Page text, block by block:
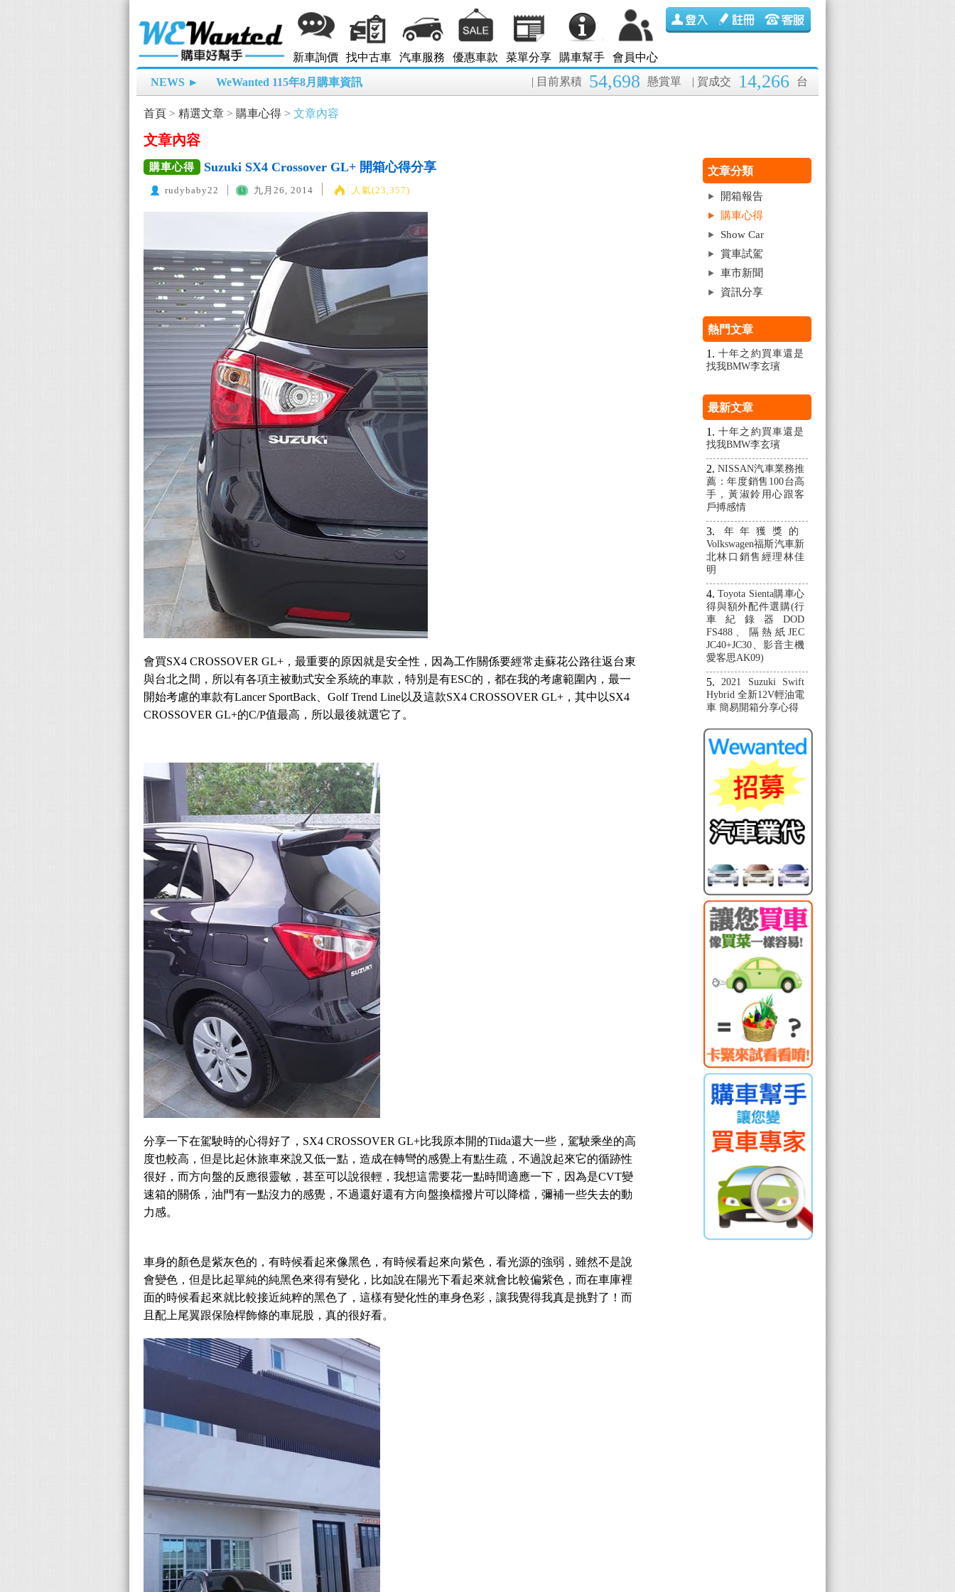
新車詢價 找中古車 汽車服務 優惠車款 菜單分享 購車幫手 會員中心
NEWS ► WeWanted 115年8月購車資訊 | 賀成交 14,266 台
| 目前累積 54,698 懸賞單
首頁 > 精選文章 > 購車心得 > 文章內容
文章內容
購車心得 Suzuki SX4 Crossover GL+ 開箱心得分享
rudybaby22 九月26, 2014 人氣(23,357)
會買SX4 CROSSOVER GL+，最重要的原因就是安全性，因為工作關係要經常走蘇花公路往返台東
與台北之間，所以有各項主被動式安全系統的車款，特別是有ESC的，都在我的考慮範圍內，最一
開始考慮的車款有Lancer SportBack、Golf Trend Line以及這款SX4 CROSSOVER GL+，其中以SX4
CROSSOVER GL+的C/P值最高，所以最後就選它了。
分享一下在駕駛時的心得好了，SX4 CROSSOVER GL+比我原本開的Tiida還大一些，駕駛乘坐的高
度也較高，但是比起休旅車來說又低一點，造成在轉彎的感覺上有點生疏，不過說起來它的循跡性
很好，而方向盤的反應很靈敏，甚至可以說很輕，我想這需要花一點時間適應一下，因為是CVT變
速箱的關係，油門有一點沒力的感覺，不過還好還有方向盤換檔撥片可以降檔，彌補一些失去的動
力感。
車身的顏色是紫灰色的，有時候看起來像黑色，有時候看起來向紫色，看光源的強弱，雖然不是說
會變色，但是比起單純的純黑色來得有變化，比如說在陽光下看起來就會比較偏紫色，而在車庫裡
面的時候看起來就比較接近純粹的黑色了，這樣有變化性的車身色彩，讓我覺得我真是挑對了！而
且配上尾翼跟保險桿飾條的車屁股，真的很好看。
文章分類
開箱報告
購車心得
Show Car
賞車試駕
車市新聞
資訊分享
熱門文章
十年之約買車還是
找我BMW李玄璸
最新文章
十年之約買車還是
找我BMW李玄璸
NISSAN汽車業務推
薦：年度銷售100台高
手，黃淑鈴用心跟客
戶搏感情
年年獲獎的
Volkswagen福斯汽車新
北林口銷售經理林佳
明
Toyota Sienta購車心
得與額外配件選購(行
車紀錄器DOD
FS488、隔熱紙JEC
JC40+JC30、影音主機
愛客思AK09)
2021 Suzuki Swift
Hybrid 全新12V輕油電
車 簡易開箱分享心得